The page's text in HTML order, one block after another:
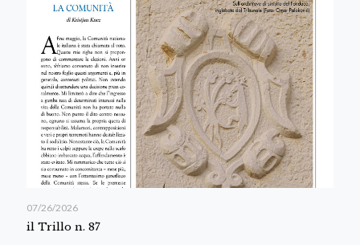
07/26/2026
il Trillo n. 87